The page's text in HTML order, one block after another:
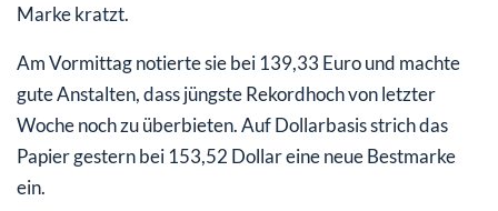
Marke kratzt.
Am Vormittag notierte sie bei 139,33 Euro und machte
gute Anstalten, dass jüngste Rekordhoch von letzter
Woche noch zu überbieten. Auf Dollarbasis strich das
Papier gestern bei 153,52 Dollar eine neue Bestmarke
ein.